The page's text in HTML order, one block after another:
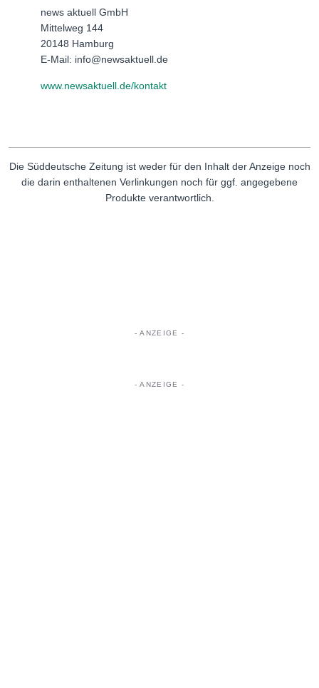
news aktuell GmbH
Mittelweg 144
20148 Hamburg
E-Mail: info@newsaktuell.de
www.newsaktuell.de/kontakt
Die Süddeutsche Zeitung ist weder für den Inhalt der Anzeige noch
die darin enthaltenen Verlinkungen noch für ggf. angegebene
Produkte verantwortlich.